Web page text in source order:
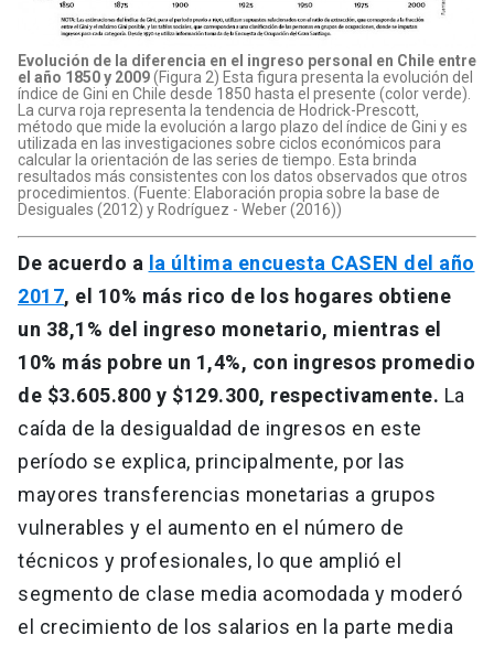
Evolución de la diferencia en el ingreso personal en Chile entre
el año 1850 y 2009(Figura 2) Esta figura presenta la evolución del
índice de Gini en Chile desde 1850 hasta el presente (color verde).
La curva roja representa la tendencia de Hodrick-Prescott,
método que mide la evolución a largo plazo del índice de Gini y es
utilizada en las investigaciones sobre ciclos económicos para
calcular la orientación de las series de tiempo. Esta brinda
resultados más consistentes con los datos observados que otros
procedimientos. (Fuente: Elaboración propia sobre la base de
Desiguales (2012) y Rodríguez - Weber (2016))
De acuerdo a la última encuesta CASEN del año
2017, el 10% más rico de los hogares obtiene
un 38,1% del ingreso monetario, mientras el
10% más pobre un 1,4%, con ingresos promedio
de $3.605.800 y $129.300, respectivamente. La
caída de la desigualdad de ingresos en este
período se explica, principalmente, por las
mayores transferencias monetarias a grupos
vulnerables y el aumento en el número de
técnicos y profesionales, lo que amplió el
segmento de clase media acomodada y moderó
el crecimiento de los salarios en la parte media